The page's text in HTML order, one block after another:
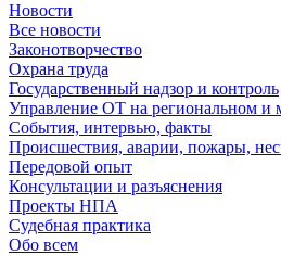
Новости
Все новости
Законотворчество
Охрана труда
Государственный надзор и контроль
Управление ОТ на региональном и
События, интервью, факты
Происшествия, аварии, пожары,
Передовой опыт
Консультации и разъяснения
Проекты НПА
Судебная практика
Обо всем